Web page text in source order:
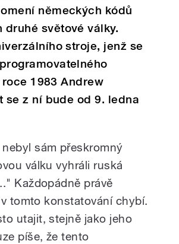
německých kódů
světové války.
stroje, jenž se
1983 Andrew
se z ní bude od 9. ledna
sám přeskromný
válku vyhráli ruská
Každopádně právě
tomto konstatování chybí.
utajit, stejně jako jeho
píše, že tento